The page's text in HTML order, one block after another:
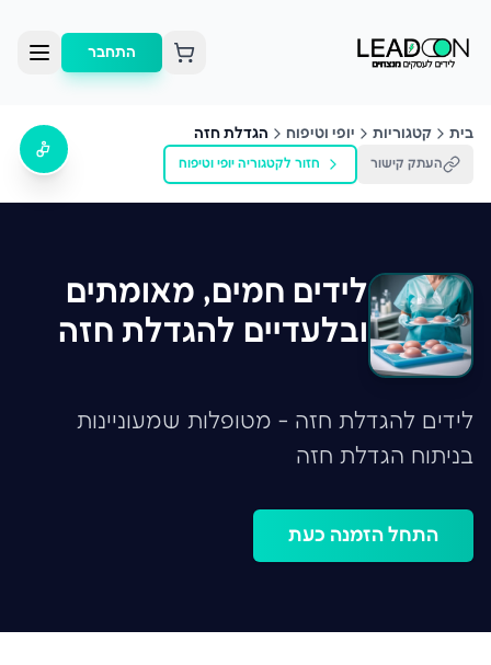
התחבר
בית קטגוריות יופי וטיפוח הגדלת חזה
העתק קישור חזור לקטגוריה יופי וטיפוח
לידים חמים, מאומתים
ובלעדיים להגדלת חזה
לידים להגדלת חזה - מטופלות שמעוניינות
בניתוח הגדלת חזה
התחל הזמנה כעת